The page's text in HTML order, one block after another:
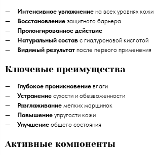
Интенсивное увлажнение на всех уровнях кожи
Восстановление защитного барьера
Пролонгированное действие
Натуральный состав с гиалуроновой кислотой
Видимый результат после первого применения
Ключевые преимущества
Глубокое проникновение влаги
Устранение сухости и обезвоженности
Разглаживание мелких морщинок
Повышение упругости кожи
Улучшение общего состояния
Активные компоненты